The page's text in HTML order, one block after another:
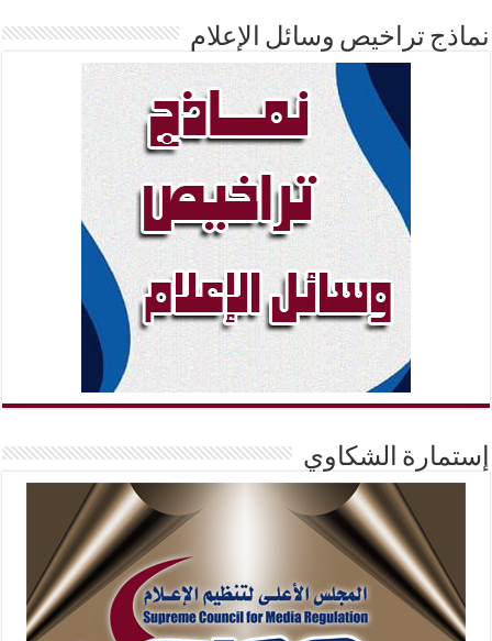
نماذج تراخيص وسائل الإعلام
إستمارة الشكاوي